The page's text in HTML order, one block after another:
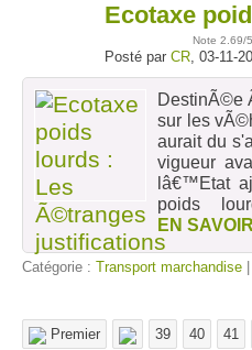
Ecotaxe
Note 2.69/
Posté par CR, 03-11-
DestinÃ©e
sur les
aurait du
vigueur
lâ€™Etat
poids
EN
Catégorie : Transport marchandise
Premier 39 40 41